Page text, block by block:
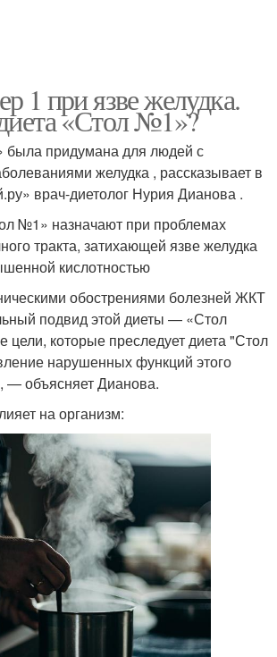
1 при язве желудка.
«Стол №1»?
придумана для людей с
желудка , рассказывает в
врач-диетолог Нурия Дианова .
№1» назначают при проблемах
тракта, затихающей язве желудка
кислотностью
обострениями болезней ЖКТ
подвид этой диеты — «Стол
которые преследует диета "Стол
нарушенных функций этого
— объясняет Дианова.
на организм: